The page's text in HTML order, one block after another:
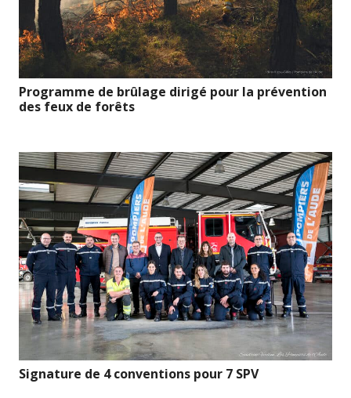
Programme de brûlage dirigé pour la prévention
des feux de forêts
Signature de 4 conventions pour 7 SPV